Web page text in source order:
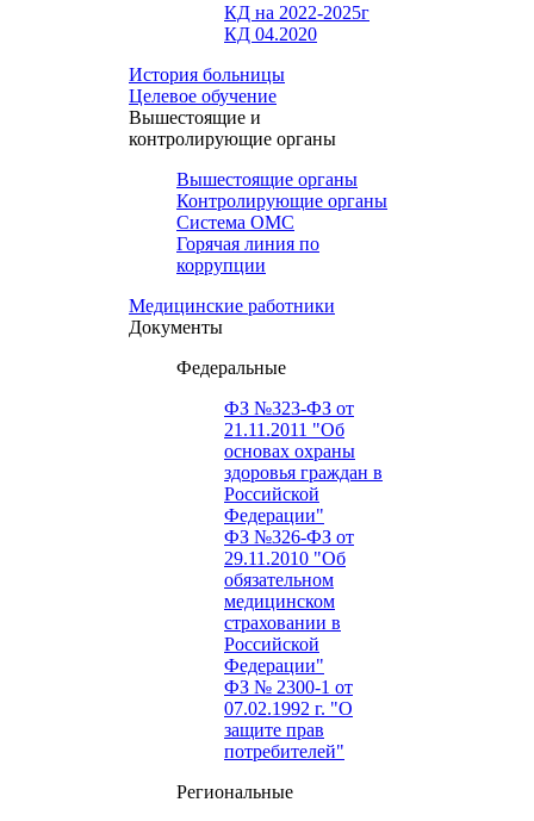
КД на 2022-2025г
КД 04.2020
История больницы
Целевое обучение
Вышестоящие и
контролирующие органы
Вышестоящие органы
Контролирующие органы
Система ОМС
Горячая линия по
коррупции
Медицинские работники
Документы
Федеральные
ФЗ №323-ФЗ от
21.11.2011 "Об
основах охраны
здоровья граждан в
Российской
Федерации"
ФЗ №326-ФЗ от
29.11.2010 "Об
обязательном
медицинском
страховании в
Российской
Федерации"
ФЗ № 2300-1 от
07.02.1992 г. "О
защите прав
потребителей"
Региональные